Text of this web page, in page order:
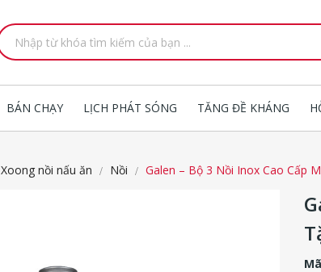
BÁN CHẠY LỊCH PHÁT SÓNG TĂNG ĐỀ KHÁNG
Xoong nồi nấu ăn Nồi Galen – Bộ 3 Nồi Inox Cao Cấp